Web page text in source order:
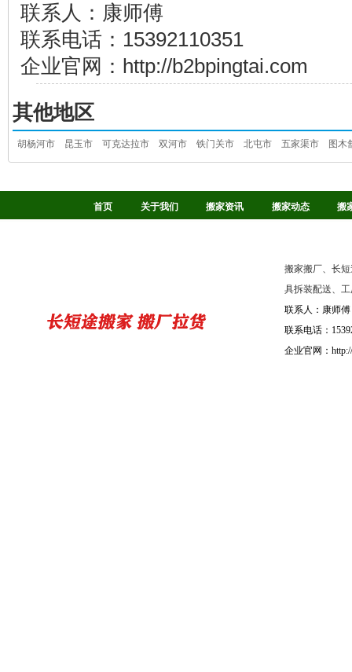
联系人：康师傅
联系电话：15392110351
企业官网：http://b2bpingtai.com
其他地区
胡杨河市 昆玉市 可克达拉市 双河市 铁门关市 北屯市 五家渠市 图木
首页 关于我们 搬家资讯 搬家动态 搬
搬家搬厂、长
具拆装配送、
联系人：康师傅
联系电话：
企业官网：